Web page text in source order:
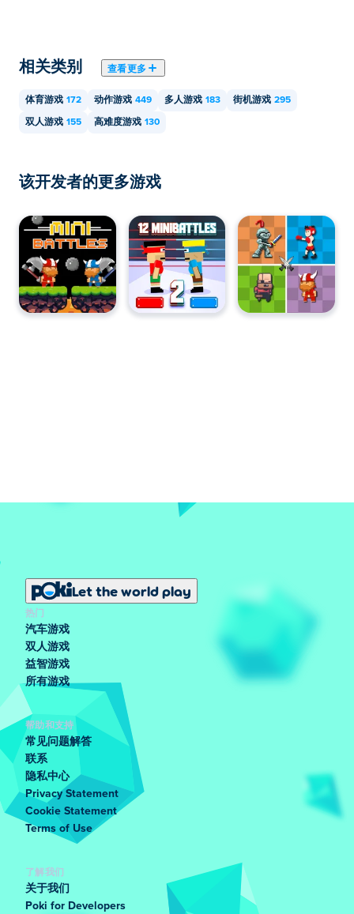
相关类别 查看更多
体育游戏 172 动作游戏 449 多人游戏 183 街机游戏 295
双人游戏 155 高难度游戏 130
该开发者的更多游戏
Let the world play
热门
汽车游戏
双人游戏
益智游戏
所有游戏
帮助和支持
常见问题解答
联系
隐私中心
Privacy Statement
Cookie Statement
Terms of Use
了解我们
关于我们
Poki for Developers